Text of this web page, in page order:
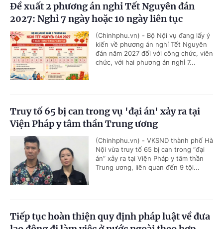
Đề xuất 2 phương án nghỉ Tết Nguyên đán
2027: Nghỉ 7 ngày hoặc 10 ngày liên tục
(Chinhphu.vn) - Bộ Nội vụ đang lấy ý
kiến về phương án nghỉ Tết Nguyên
đán năm 2027 đối với công chức, viên
chức, với hai phương án nghỉ 7...
Truy tố 65 bị can trong vụ 'đại án' xảy ra tại
Viện Pháp y tâm thần Trung ương
(Chinhphu.vn) - VKSND thành phố Hà
Nội vừa truy tố 65 bị can trong “đại
án” xảy ra tại Viện Pháp y tâm thần
Trung ương, liên quan đến 9 tội...
Tiếp tục hoàn thiện quy định pháp luật về đưa